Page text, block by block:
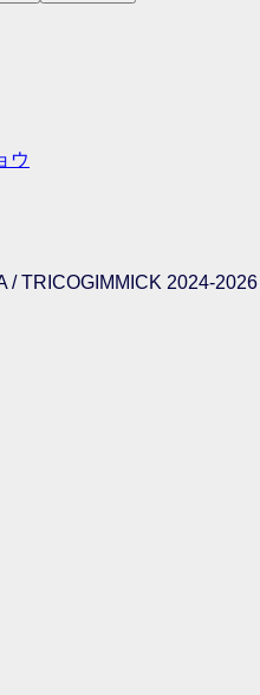
ウ
/ TRICOGIMMICK 2024-2026